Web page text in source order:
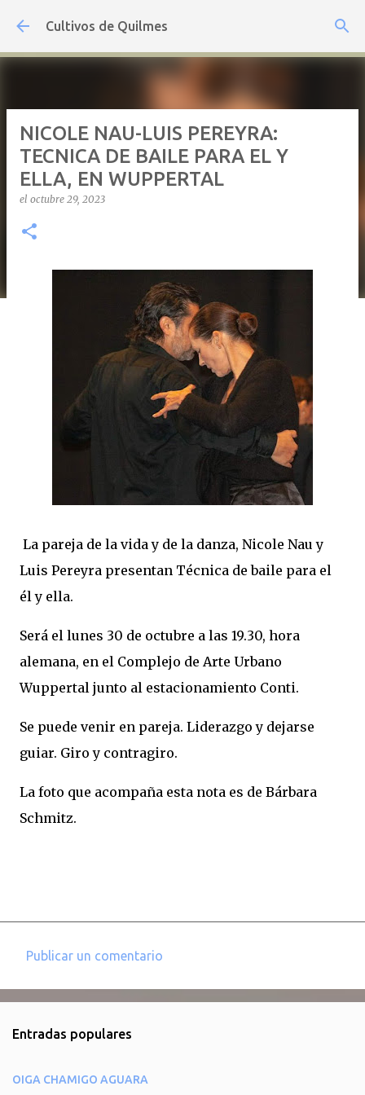
Ir al contenido principal
Cultivos de Quilmes
NICOLE NAU-LUIS PEREYRA:
TECNICA DE BAILE PARA EL Y
ELLA, EN WUPPERTAL
el octubre 29, 2023
La pareja de la vida y de la danza, Nicole Nau y
Luis Pereyra presentan Técnica de baile para el
él y ella.
Será el lunes 30 de octubre a las 19.30, hora
alemana, en el Complejo de Arte Urbano
Wuppertal junto al estacionamiento Conti.
Se puede venir en pareja. Liderazgo y dejarse
guiar. Giro y contragiro.
La foto que acompaña esta nota es de Bárbara
Schmitz.
e
t
Publicar un comentario
Entradas populares
OIGA CHAMIGO AGUARA